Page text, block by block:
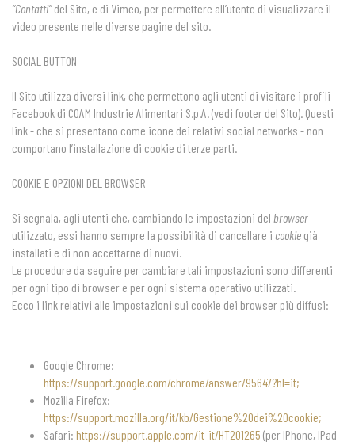
“Contatti”del Sito, e di Vimeo, per permettere all’utente di visualizzare il
video presente nelle diverse pagine del sito.
SOCIAL BUTTON
Il Sito utilizza diversi link, che permettono agli utenti di visitare i profili
Facebook di COAM Industrie Alimentari S.p.A. (vedi footer del Sito). Questi
link - che si presentano come icone dei relativi social networks - non
comportano l’installazione di cookie di terze parti.
COOKIE E OPZIONI DEL BROWSER
Si segnala, agli utenti che, cambiando le impostazioni del browser
utilizzato, essi hanno sempre la possibilità di cancellare i cookie già
installati e di non accettarne di nuovi.
Le procedure da seguire per cambiare tali impostazioni sono differenti
per ogni tipo di browser e per ogni sistema operativo utilizzati.
Ecco i link relativi alle impostazioni sui cookie dei browser più diffusi:
Google Chrome:
https://support.google.com/chrome/answer/95647?hl=it;
Mozilla Firefox:
https://support.mozilla.org/it/kb/Gestione%20dei%20cookie;
Safari: https://support.apple.com/it-it/HT201265 (per IPhone, IPad